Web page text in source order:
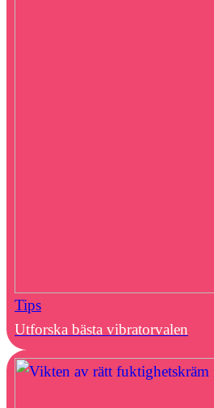
Tips
Utforska bästa vibratorvalen